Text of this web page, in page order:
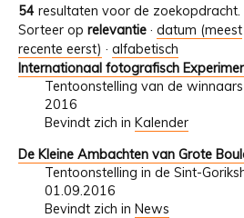
54 resultaten voor de zoekopdracht.
Sorteer op relevantie · datum (meest
recente eerst) · alfabetisch
Internationaal fotografisch
Tentoonstelling van de
2016
Bevindt zich in Kalender
De Kleine Ambachten van Grote
Tentoonstelling in de Sint-
01.09.2016
Bevindt zich in News